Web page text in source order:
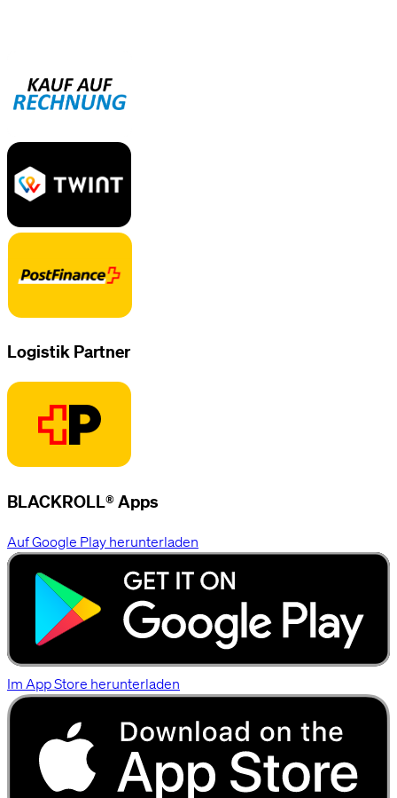
Logistik Partner
BLACKROLL® Apps
Auf Google Play herunterladen
Im App Store herunterladen